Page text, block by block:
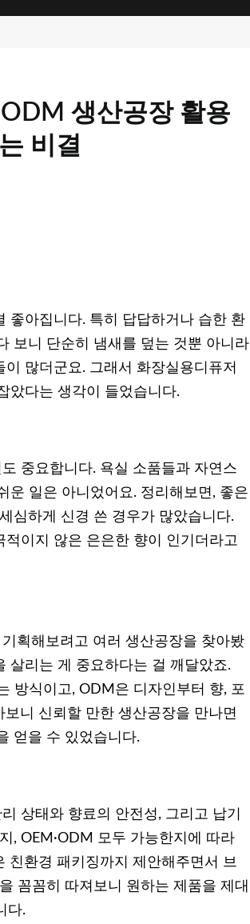
생산공장 활용
비결
좋아집니다. 특히 답답하거나 습한 환
보니 단순히 냄새를 덮는 것뿐 아니라
많더군요. 그래서 화장실용디퓨저
았다는 생각이 들었습니다.
중요합니다. 욕실 소품들과 자연스
운 일은 아니었어요. 정리해보면, 좋은
심하게 신경 쓴 경우가 많았습니다.
이지 않은 은은한 향이 인기더라고
획해보려고 여러 생산공장을 찾아봤
살리는 게 중요하다는 걸 깨달았죠.
방식이고, ODM은 디자인부터 향, 포
니 신뢰할 만한 생산공장을 만나면
얻을 수 있었습니다.
상태와 향료의 안전성, 그리고 납기
, OEM·ODM 모두 가능한지에 따라
친환경 패키징까지 제안해주면서 브
꼼꼼히 따져보니 원하는 제품을 제대
다.